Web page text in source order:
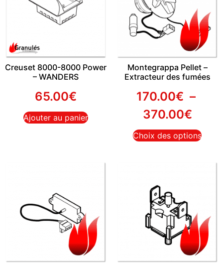
Creuset 8000-8000 Power
– WANDERS
65.00€
Ajouter au panier
Montegrappa Pellet –
Extracteur des fumées
170.00€ –
370.00€
Choix des options